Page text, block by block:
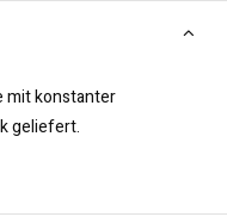
mit konstanter
geliefert.